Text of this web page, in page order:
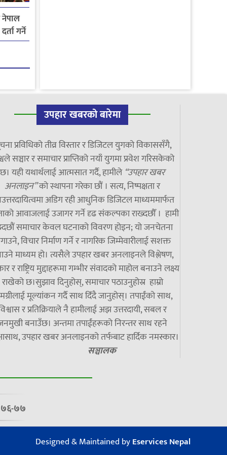
नेपाल
गर्ने
उपहार खबरको बारेमा
प्रविधिको तीव्र विस्तार र डिजिटल युगको विकाससँगै,
सञ्चार र समाचार प्राप्तिको नयाँ युगमा प्रवेश गरिसकेको
छ। यही यथार्थलाई आत्मसात गर्दै, हामीले “उपहार खबर
अनलाइन”को स्थापना गरेका छौं । सत्य, निष्पक्षता र
अडिग रही आधुनिक डिजिटल माध्यममार्फत
आवाजलाई उजागर गर्ने दृढ संकल्पका राख्दछौँ । हामी
समाचार केवल घटनाको विवरण होइन; यो जनचेतना
विचार निर्माण गर्ने र नागरिक जिम्मेवारीलाई सशक्त
माध्यम हो। त्यसैले उपहार खबर अनलाइनले विश्लेषण,
र राष्ट्रिय मुद्दाहरूमा गम्भीर संवादको माहोल बनाउने लक्ष्य
राखेको छ।सुझाव दिनुहोस्, समाचार पठाउनुहोस्र हाम्रो
मूल्यांकन गर्दै साथ दिँदै जानुहोस्। तपाईंको साथ,
र प्रतिक्रियाले नै हामीलाई अझ उत्तरदायी, सबल र
बनाउँछ। अन्तमा तपाईंहरूको निरन्तर साथ रहने
उपहार खबर अनलाइनको तर्फबाट हार्दिक नमस्कार।
सञ्चालक
७७
Designed & Maintained byEservices Nepal